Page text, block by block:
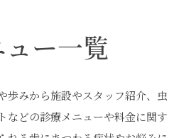
ュー一覧
歩みから施設やスタッフ紹介、虫
などの診療メニューや料金に関す